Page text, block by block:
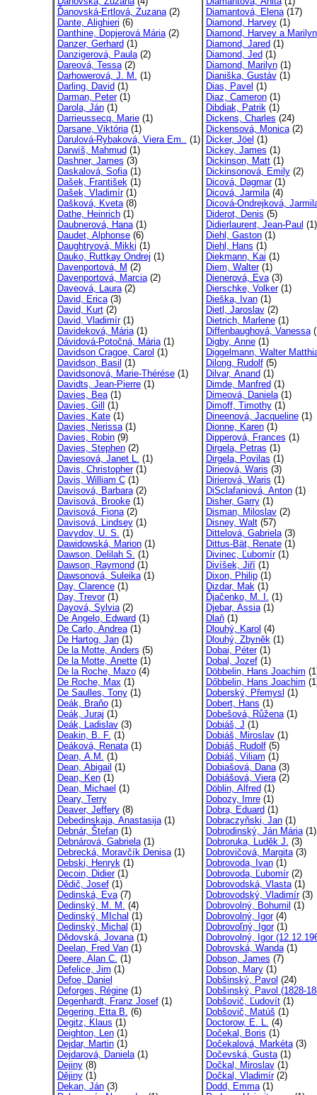
Ďanovská-Ertlová, Zuzana(2)
Dante, Alighieri (6)
Danthine, Dopjerová Mária(2)
Danzer, Gerhard (1)
Danzigerová, Paula(2)
Dareová, Tessa(2)
Darhowerová, J. M. (1)
Darling, David (1)
Darman, Peter(1)
Darola, Ján(1)
Darrieussecq, Marie(1)
Darsane, Viktória(1)
Darulová-Rybaková, Viera Em.. (1)
Darwíš, Mahmud (1)
Dashner, James (3)
Daskalová, Sofia(1)
Dašek, František(1)
Dašek, Vladimír(1)
Dašková, Kveta(8)
Dathe, Heinrich(1)
Daubnerová, Hana(1)
Daudet, Alphonse(6)
Daughtryová, Mikki (1)
Dauko, Ruttkay Ondrej (1)
Davenportová, M (2)
Davenportová, Marcia(2)
Daveová, Laura(2)
David, Erica(3)
David, Kurt(2)
David, Vladimír(1)
Davideková, Mária(1)
Dávidová-Potočná, Mária(1)
Davidson Cragoe, Carol (1)
Davidson, Basil (1)
Davidsonová, Marie-Thérése(1)
Davidts, Jean-Pierre(1)
Davies, Bea(1)
Davies, Gill
(1)
Davies, Kate(1)
Davies, Nerissa(1)
Davies, Robin(9)
Davies, Stephen(2)
Daviesová, Janet L. (1)
Davis, Christopher(1)
Davis, William C(1)
Davisová, Barbara(2)
Davisová, Brooke(1)
Davisová, Fiona(2)
Davisová, Lindsey(1)
Davydov, U. S. (1)
Dawidowská, Marion(1)
Dawson, Delilah S. (1)
Dawson, Raymond (1)
Dawsonová, Suleika(1)
Day, Clarence(1)
Day, Trevor(1)
Dayová, Sylvia(2)
De Angelo, Edward (1)
De Carlo, Andrea(1)
De Hartog, Jan(1)
De la Motte, Anders (5)
De la Motte, Anette(1)
De la Roche, Mazo(4)
De Roche, Max(1)
De Saulles, Tony(1)
Deák, Braňo(1)
Deák, Juraj (1)
Deák, Ladislav(3)
Deakin, B. F. (1)
Deáková, Renata(1)
Dean, A.M. (1)
Dean, Abigail (1)
Dean, Ken(1)
Dean, Michael (1)
Deary, Terry
Deaver, Jeffery(8)
Debedinskaja, Anastasija(1)
Debnár, Štefan(1)
Debnárová, Gabriela(1)
Debrecká, Moravčík Denisa(1)
Debski, Henryk(1)
Decoin, Didier(1)
Dědič, Josef(1)
Dedinská, Eva(7)
Dedinský, M. M. (4)
Dedinský, MIchal (1)
Dedinský, Michal (1)
Dědovská, Jovana(1)
Deelan, Fred Van(1)
Deere, Alan C. (1)
Defelice, Jim (1)
Defoe, Daniel
Deforges, Régine(1)
Degenhardt, Franz Josef(1)
Degering, Etta B. (6)
Degitz, Klaus (1)
Deighton, Len(1)
Dejdar, Martin(1)
Dejdarová, Daniela(1)
Dejiny(8)
Dějiny(1)
Dekan, Ján(3)
Diamantová, Elena(17)
Diamond, Harvey(1)
Diamond, Harvey a Marilyn
Diamond, Jared (1)
Diamond, Jed (1)
Diamond, Marilyn(1)
Dianiška, Gustáv(1)
Dias, Pavel (1)
Diaz, Cameron(1)
Dibdiak, Patrik(1)
Dickens, Charles (24)
Dickensová, Monica(2)
Dicker, Jöel (1)
Dickey, James (1)
Dickinson, Matt(1)
Dickinsonová, Emily(2)
Dicová, Dagmar(1)
Dicová, Jarmila(4)
Dicová-Ondrejková,
Diderot, Denis (5)
Didierlaurent, Jean-Paul (1)
Diehl, Gaston(1)
Diehl, Hans (1)
Diekmann, Kai (1)
Diem, Walter(1)
Dienerová, Eva(3)
Dierschke, Volker(1)
Dieška, Ivan(1)
Dietl, Jaroslav(2)
Dietrich, Marlene(1)
Diffenbaughová, Vanessa
Digby, Anne(1)
Diggelmann, Walter
Dilong, Rudolf(5)
Dilvar, Anand (1)
Dimde, Manfred (1)
Dimeová, Daniela(1)
Dimoff, Timothy(1)
Dineenová, Jacqueline(1)
Dionne, Karen(1)
Dipperová, Frances (1)
Dirgela, Petras (1)
Dirgela, Povilas (1)
Dirieová, Waris (3)
Dirierová, Waris (1)
DiSclafaniová, Anton(1)
Disher, Garry(1)
Disman, Miloslav(2)
Disney, Walt(57)
Dittelová, Gabriela(3)
Dittus-Bät, Renate(1)
Divinec, Ľubomír(1)
Divíšek, Jiří(1)
Dixon, Philip(1)
Dizdar, Mak(1)
Ďjačenko, M. I. (1)
Djebar, Assia(1)
Dlaň(1)
Dlouhý, Karol (4)
Dlouhý, Zbyněk(1)
Dobai, Péter(1)
Dobal, Jozef(1)
Döbbelin, Hans Joachim
Dőbbelin, Hans Joachim
Doberský, Přemysl (1)
Dobert, Hans (1)
Dobešová, Růžena(1)
Dobiáš, J (1)
Dobiáš, Miroslav(1)
Dobiáš, Rudolf(5)
Dobiáš, Viliam (1)
Dobiašová, Dana(3)
Dobiášová, Viera(2)
Döblin, Alfred (1)
Dobozy, Imre(1)
Dobra, Eduard (1)
Dobraczyňski, Jan(1)
Dobrodinský, Ján Mária(1)
Dobroruka, Luděk J. (3)
Dobrovičová, Margita(3)
Dobrovoda, Ivan(1)
Dobrovoda, Ľubomír(2)
Dobrovodská, Vlasta(1)
Dobrovodský, Vladimír(3)
Dobrovolný, Bohumil (1)
Dobrovolný, Igor(4)
Dobrovoľný, Igor(1)
Dobrovolný, Igor
Dobrovská, Wanda(1)
Dobson, James (7)
Dobson, Mary(1)
Dobšinský, Pavol (24)
Dobšinský, Pavol (1828-
Dobšovič, Ľudovít(1)
Dobšovič, Matúš (1)
Doctorow, E. L. (4)
Dočekal, Boris (1)
Dočekalová, Markéta(3)
Dočevská, Gusta(1)
Dočkal, Miroslav(1)
Dočkal, Vladimír(2)
Dodd, Emma(1)